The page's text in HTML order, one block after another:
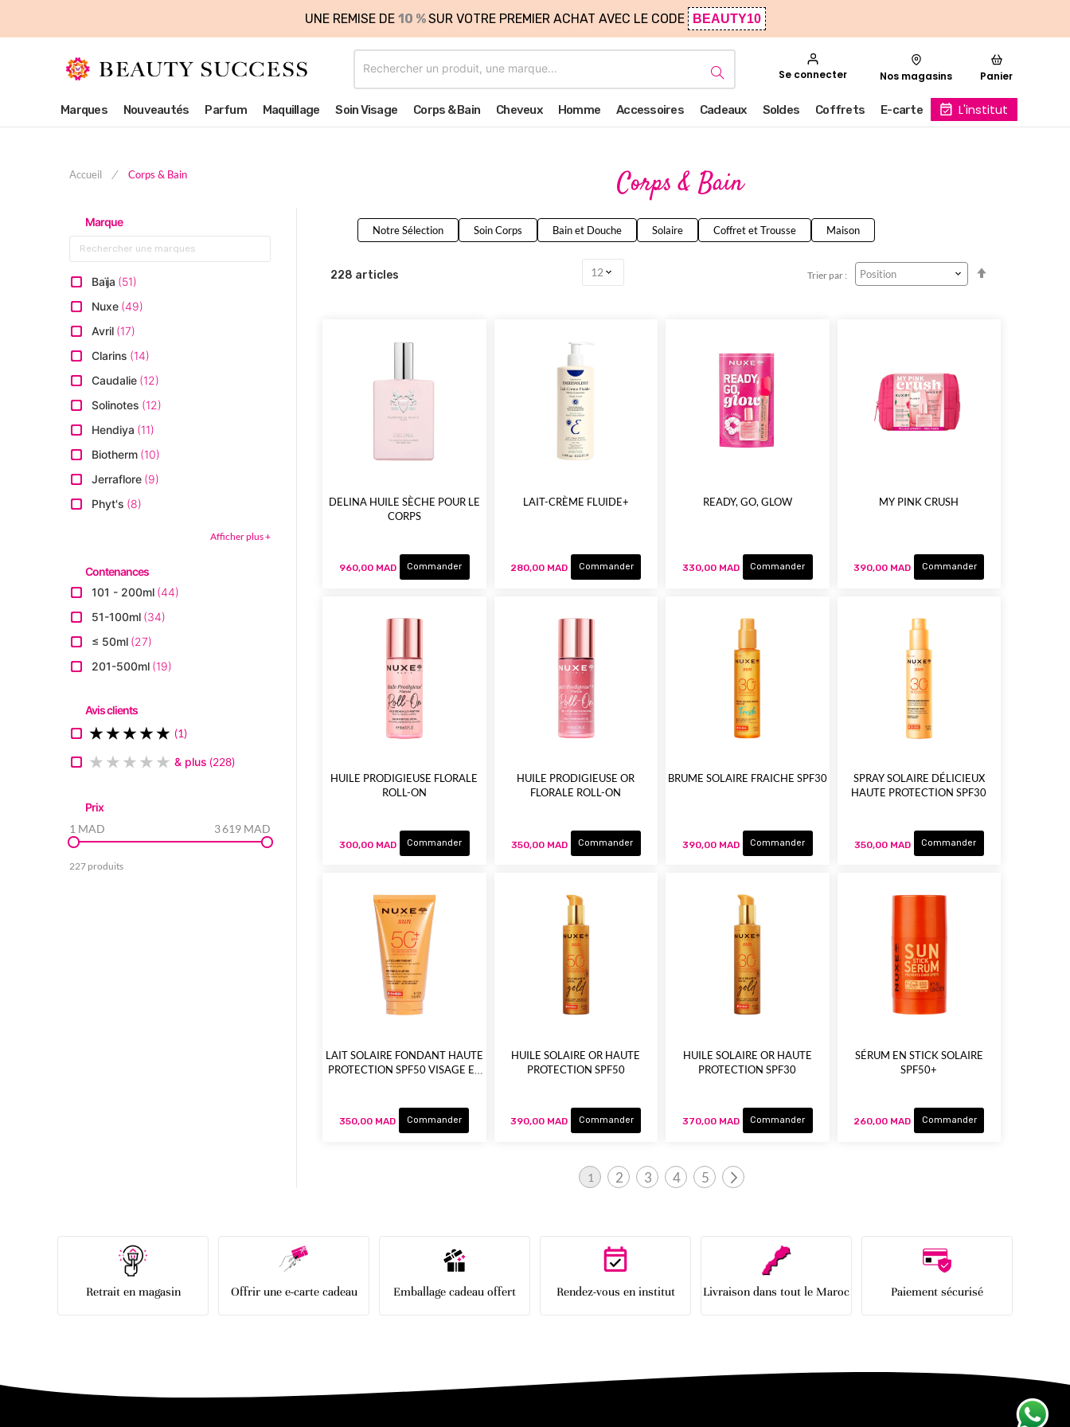
UNE REMISE DE 10 %SUR VOTRE PREMIER ACHAT AVEC LE CODE BEAUTY10
Se connecter Nos magasins Panier
Marques Nouveautés Parfum Maquillage Soin Visage Corps & Bain Cheveux Homme Accessoires Cadeaux Soldes Coffrets E-carte L'institut
Accueil Corps & Bain
Marque
Baïja 51
Nuxe 49
Avril 17
Clarins 14
Caudalie 12
Solinotes 12
Hendiya 11
Biotherm 10
Jerraflore 9
Phyt's 8
Afficher plus
Contenances
101 - 200ml 44
51-100ml 34
≤ 50ml 27
201-500ml 19
Avis clients
1
& plus 228
Prix
1 MAD
3 619 MAD
227 produits
Corps & Bain
Notre Sélection Soin Corps Bain et Douche Solaire Coffret et Trousse Maison
Trier par :
228 articles
DELINA HUILE SÈCHE POUR LE
CORPS
960,00 MAD Commander
LAIT-CRÈME FLUIDE+
280,00 MAD Commander
READY, GO, GLOW
330,00 MAD Commander
MY PINK CRUSH
390,00 MAD Commander
HUILE PRODIGIEUSE FLORALE
ROLL-ON
300,00 MAD Commander
HUILE PRODIGIEUSE OR
FLORALE ROLL-ON
350,00 MAD Commander
BRUME SOLAIRE FRAICHE SPF30
390,00 MAD Commander
SPRAY SOLAIRE DÉLICIEUX
HAUTE PROTECTION SPF30
350,00 MAD Commander
LAIT SOLAIRE FONDANT HAUTE
PROTECTION SPF50 VISAGE ET
350,00 MAD Commander
HUILE SOLAIRE OR HAUTE
PROTECTION SPF50
390,00 MAD Commander
HUILE SOLAIRE OR HAUTE
PROTECTION SPF30
370,00 MAD Commander
SÉRUM EN STICK SOLAIRE
SPF50+
260,00 MAD Commander
Page
Vous lisez actuellement la page
1 Page
2 Page
3 Page
4 Page
5 Page
Retrait en magasin Offrir une e-carte cadeau Emballage cadeau offert Rendez-vous en institut Livraison dans tout le Maroc Paiement sécurisé